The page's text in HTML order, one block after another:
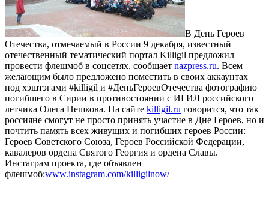
В День Героев
Отечества, отмечаемый в России 9 декабря, известный
отечественный тематический портал Killigil предложил
провести флешмоб в соцсетях, сообщает nazpress.ru. Всем
желающим было предложено поместить в своих аккаунтах
под хэштэгами #killigil и #ДеньГероевОтечества фотографию
погибшего в Сирии в противостоянии с ИГИЛ российского
летчика Олега Пешкова. На сайте killigil.ru говорится, что так
россияне смогут не просто принять участие в Дне Героев, но и
почтить память всех живущих и погибших героев России:
Героев Советского Союза, Героев Российской Федерации,
кавалеров ордена Святого Георгия и ордена Славы.
Инстаграм проекта, где объявлен
флешмоб:www.instagram.com/killigilnow/